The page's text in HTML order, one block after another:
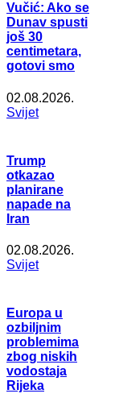
Vučić: Ako se
Dunav spusti
još 30
centimetara,
gotovi smo
02.08.2026.
Svijet
Trump
otkazao
planirane
napade na
Iran
02.08.2026.
Svijet
Europa u
ozbiljnim
problemima
zbog niskih
vodostaja
Rijeka